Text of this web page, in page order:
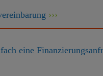
eine